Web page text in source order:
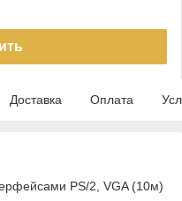
Доставка Оплата
PS/2, VGA (10м)